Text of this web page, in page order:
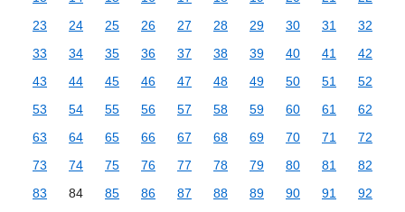
23
24 25 26 27 28 29 30 31
32
33
34 35 36 37 38 39 40 41
42
43
44 45 46 47 48 49 50 51
52
53
54 55 56 57 58 59 60 61
62
63
64 65 66 67 68 69 70 71
72
73
74 75 76 77 78 79 80 81
82
83
84 85 86 87 88 89 90 91
92